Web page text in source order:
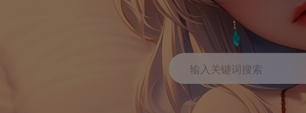
输入关键词搜索